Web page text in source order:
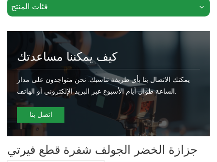
فئات المنتج
كيف يمكننا مساعدتك
يمكنك الاتصال بنا بأي طريقة تناسبك. نحن متواجدون على مدار
الساعة طوال أيام الأسبوع عبر البريد الإلكتروني أو الهاتف.
اتصل بنا
جزازة الخضر الجولف شفرة قطع فيرتي